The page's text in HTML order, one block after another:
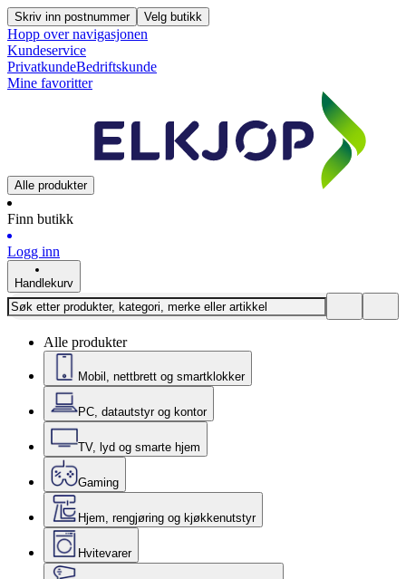
Skriv inn postnummer Velg butikk
Hopp over navigasjonen
Kundeservice
PrivatkundeBedriftskunde
Mine favoritter
Alle produkter
Finn butikk
Logg inn
Handlekurv
Alle produkter
Mobil, nettbrett og smartklokker
PC, datautstyr og kontor
TV, lyd og smarte hjem
Gaming
Hjem, rengjøring og kjøkkenutstyr
Hvitevarer